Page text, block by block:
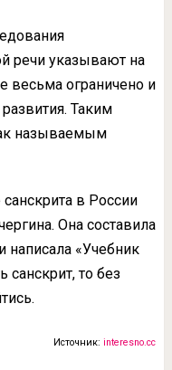
речи указывают на
весьма ограничено и
Таким
называемым
в России
Она составила
написала «Учебник
санскрит, то без
Источник:interesno.cc